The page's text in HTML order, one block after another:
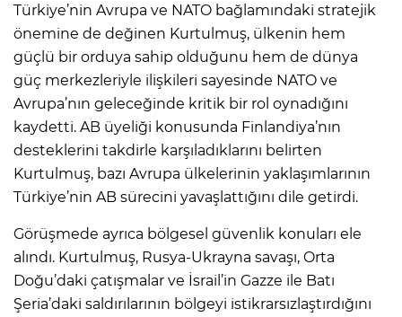
Türkiye’nin Avrupa ve NATO bağlamındaki stratejik
önemine de değinen Kurtulmuş, ülkenin hem
güçlü bir orduya sahip olduğunu hem de dünya
güç merkezleriyle ilişkileri sayesinde NATO ve
Avrupa’nın geleceğinde kritik bir rol oynadığını
kaydetti. AB üyeliği konusunda Finlandiya’nın
desteklerini takdirle karşıladıklarını belirten
Kurtulmuş, bazı Avrupa ülkelerinin yaklaşımlarının
Türkiye’nin AB sürecini yavaşlattığını dile getirdi.
Görüşmede ayrıca bölgesel güvenlik konuları ele
alındı. Kurtulmuş, Rusya-Ukrayna savaşı, Orta
Doğu’daki çatışmalar ve İsrail’in Gazze ile Batı
Şeria’daki saldırılarının bölgeyi istikrarsızlaştırdığını